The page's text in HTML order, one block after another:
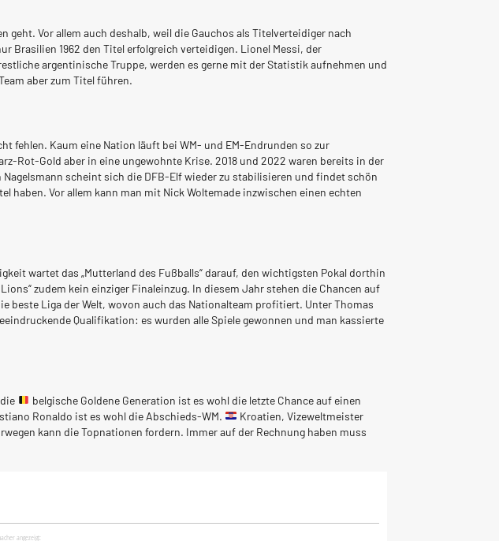
geht. Vor allem auch deshalb, weil die Gauchos als Titelverteidiger nach
Brasilien 1962 den Titel erfolgreich verteidigen. Lionel Messi, der
argentinische Truppe, werden es gerne mit der Statistik aufnehmen und
aber zum Titel führen.
fehlen. Kaum eine Nation läuft bei WM- und EM-Endrunden so zur
Rot-Gold aber in eine ungewohnte Krise. 2018 und 2022 waren bereits in der
scheint sich die DFB-Elf wieder zu stabilisieren und findet schön
haben. Vor allem kann man mit Nick Woltemade inzwischen einen echten
wartet das „Mutterland des Fußballs“ darauf, den wichtigsten Pokal dorthin
zudem kein einziger Finaleinzug. In diesem Jahr stehen die Chancen auf
beste Liga der Welt, wovon auch das Nationalteam profitiert. Unter Thomas
Qualifikation: es wurden alle Spiele gewonnen und man kassierte
belgische Goldene Generation ist es wohl die letzte Chance auf einen
Ronaldo ist es wohl die Abschieds-WM.
Kroatien, Vizeweltmeister
kann die Topnationen fordern. Immer auf der Rechnung haben muss